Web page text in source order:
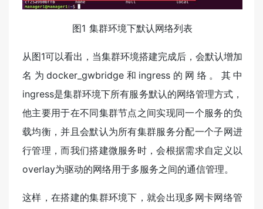
图1 集群环境下默认网络列表
从图1可以看出，当集群环境搭建完成后，会默认增加
名为docker_gwbridge和ingress的网络。其中
ingress是集群环境下所有服务默认的网络管理方式，
他主要用于在不同集群节点之间实现同一个服务的负
载均衡，并且会默认为所有集群服务分配一个子网进
行管理，而我们搭建微服务时，会根据需求自定义以
overlay为驱动的网络用于多服务之间的通信管理。
这样，在搭建的集群环境下，就会出现多网卡网络管